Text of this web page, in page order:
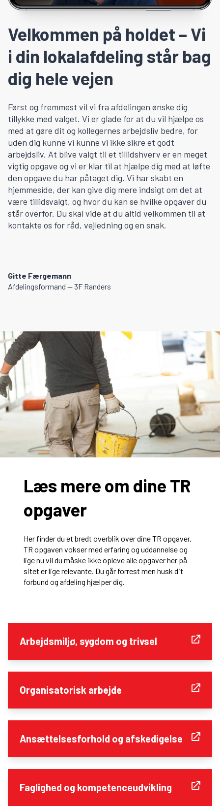
Velkommen på holdet – Vi
i din lokalafdeling står bag
dig hele vejen
Først og fremmest vil vi fra afdelingen ønske dig
tillykke med valget. Vi er glade for at du vil hjælpe os
med at gøre dit og kollegernes arbejdsliv bedre, for
uden dig kunne vi kunne vi ikke sikre et godt
arbejdsliv. At blive valgt til et tillidshverv er en meget
vigtig opgave og vi er klar til at hjælpe dig med at løfte
den opgave du har påtaget dig. Vi har skabt en
hjemmeside, der kan give dig mere indsigt om det at
være tillidsvalgt, og hvor du kan se hvilke opgaver du
står overfor. Du skal vide at du altid velkommen til at
kontakte os for råd, vejledning og en snak.
Gitte Færgemann
Afdelingsformand — 3F Randers
Læs mere om dine TR
opgaver
Her finder du et bredt overblik over dine TR opgaver.
TR opgaven vokser med erfaring og uddannelse og
lige nu vil du måske ikke opleve alle opgaver her på
sitet er lige relevante. Du går forrest men husk dit
forbund og afdeling hjælper dig.
Arbejdsmiljø, sygdom og trivsel
Organisatorisk arbejde
Ansættelsesforhold og afskedigelse
Faglighed og kompetenceudvikling